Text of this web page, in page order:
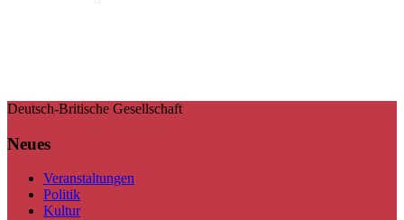
Deutsch-Britische Gesellschaft
Neues
Veranstaltungen
Politik
Kultur